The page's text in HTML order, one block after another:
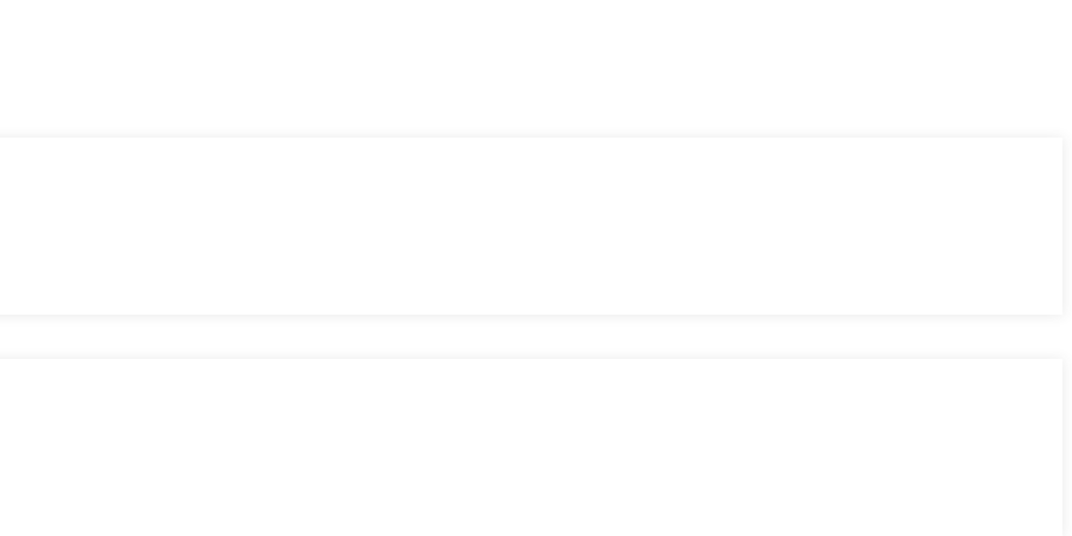
sans complications.
du marché.
des plateformes et des dApps.